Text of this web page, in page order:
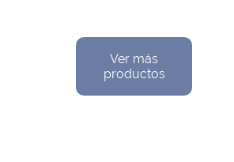
Ver más
productos